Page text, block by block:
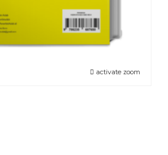
activate zoom